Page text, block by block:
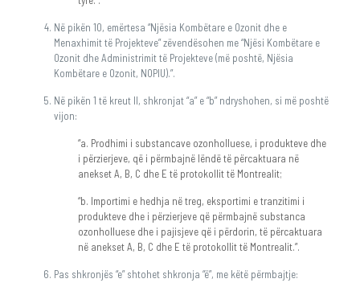
Në pikën 10, emërtesa “Njësia Kombëtare e Ozonit dhe e
Menaxhimit të Projekteve” zëvendësohen me “Njësi Kombëtare e
Ozonit dhe Administrimit të Projekteve (më poshtë, Njësia
Kombëtare e Ozonit, NOPIU).”.
Në pikën 1 të kreut II, shkronjat “a” e “b” ndryshohen, si më poshtë
vijon:
“a. Prodhimi i substancave ozonholluese, i produkteve dhe
i përzierjeve, që i përmbajnë lëndë të përcaktuara në
anekset A, B, C dhe E të protokollit të Montrealit;
“b. Importimi e hedhja në treg, eksportimi e tranzitimi i
produkteve dhe i përzierjeve që përmbajnë substanca
ozonholluese dhe i pajisjeve që i përdorin, të përcaktuara
në anekset A, B, C dhe E të protokollit të Montrealit.”.
Pas shkronjës “e” shtohet shkronja “ë”, me këtë përmbajtje: